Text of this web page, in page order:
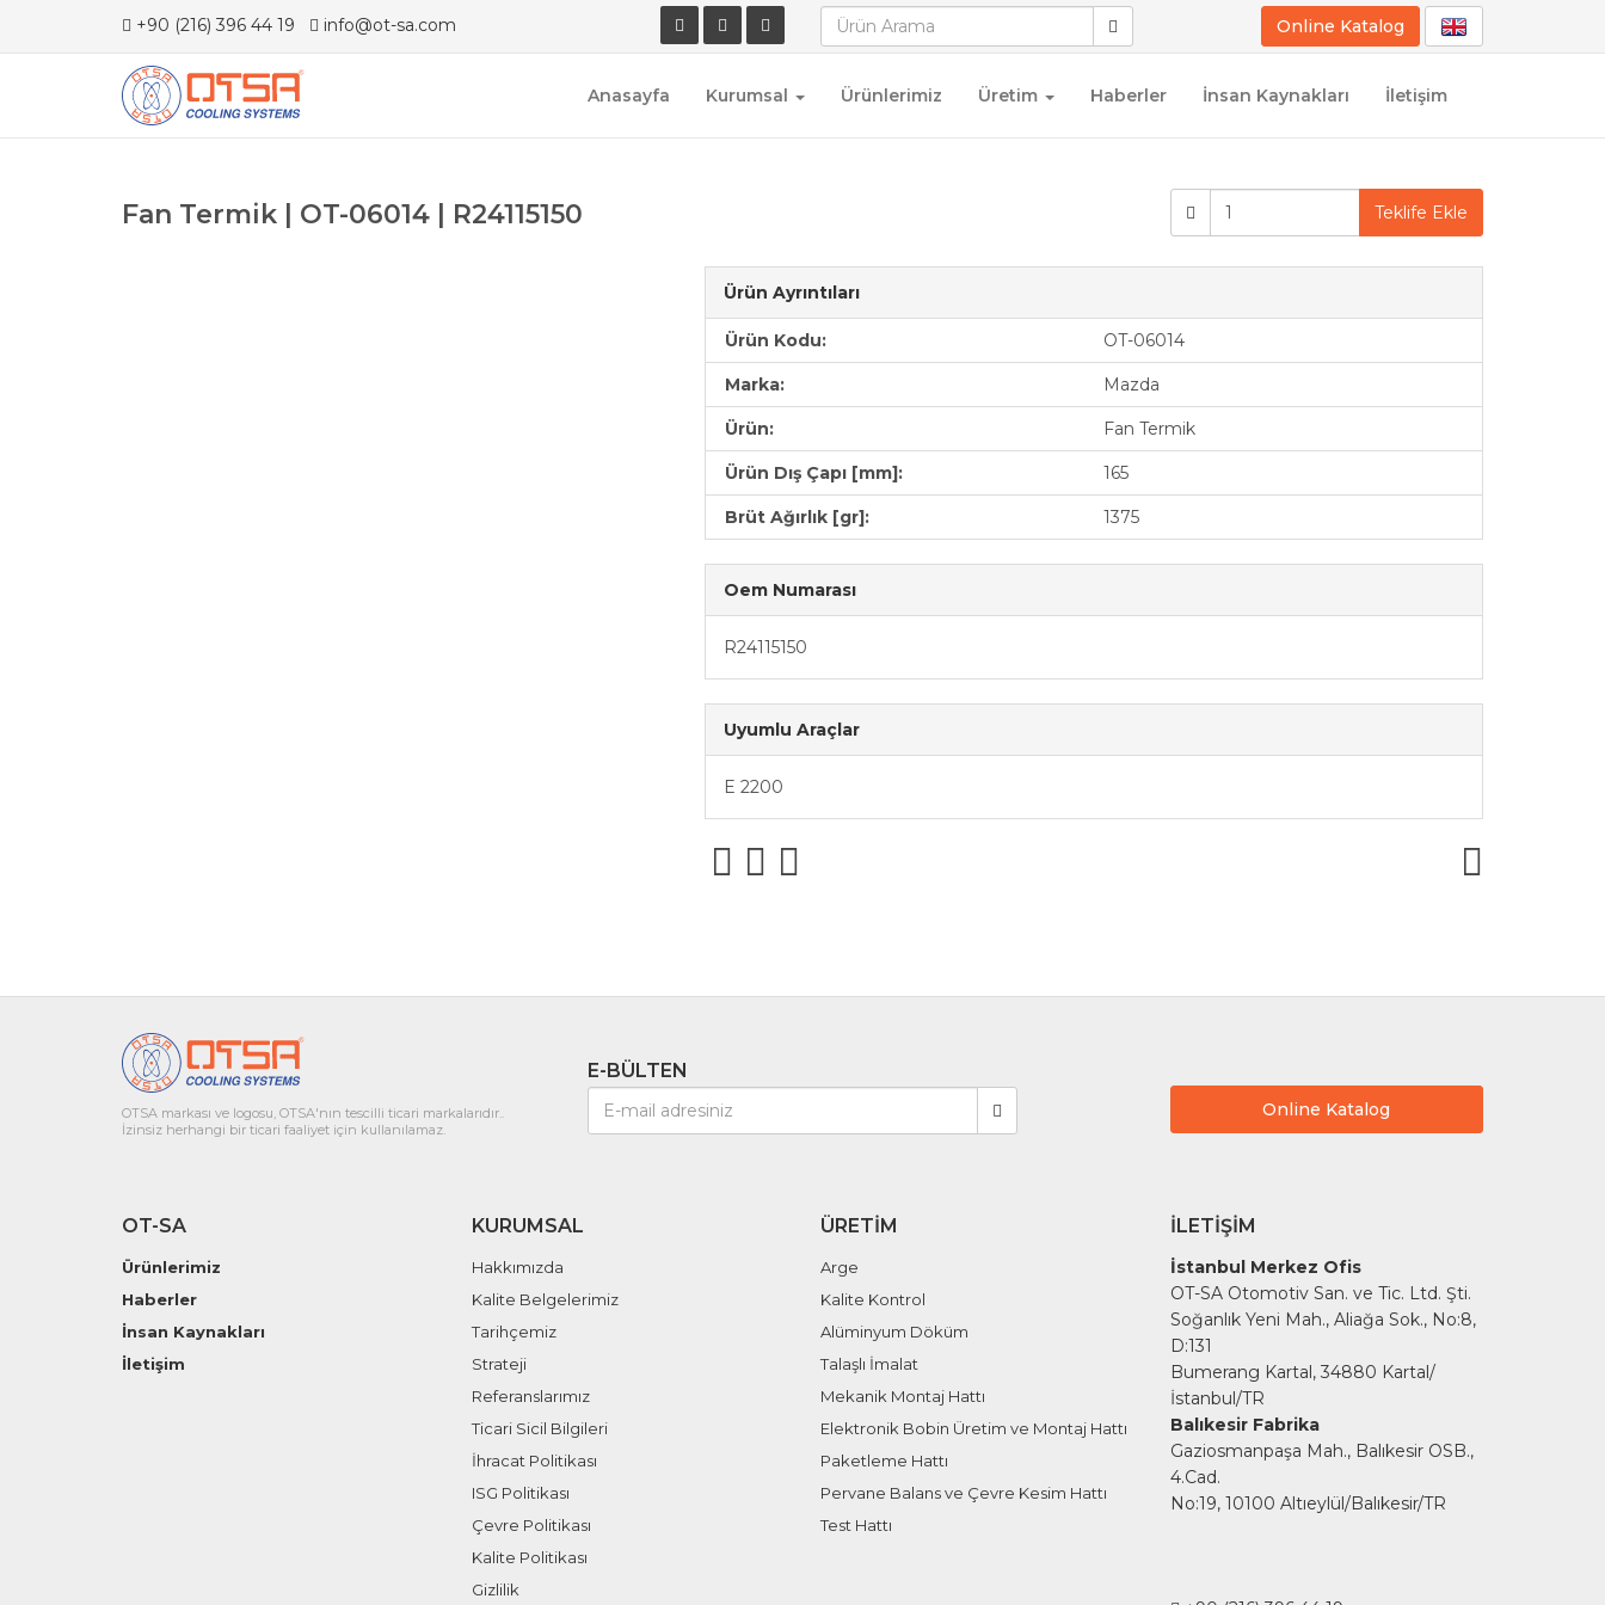
+90 (216) 396 44 19 info@ot-sa.com Online Katalog
Anasayfa Kurumsal Ürünlerimiz Üretim Haberler İnsan Kaynakları İletişim
Fan Termik | OT-06014 | R24115150 Teklife Ekle
Ürün Ayrıntıları
Ürün Kodu: OT-06014
Marka: Mazda
Ürün: Fan Termik
Ürün Dış Çapı [mm]: 165
Brüt Ağırlık [gr]: 1375
Oem Numarası
R24115150
Uyumlu Araçlar
E 2200
OTSA markası ve logosu, OTSA'nın tescilli ticari markalarıdır..
İzinsiz herhangi bir ticari faaliyet için kullanılamaz.
E-BÜLTEN
Online Katalog
OT-SA
Ürünlerimiz
Haberler
İnsan Kaynakları
İletişim
KURUMSAL
Hakkımızda
Kalite Belgelerimiz
Tarihçemiz
Strateji
Referanslarımız
Ticari Sicil Bilgileri
İhracat Politikası
ISG Politikası
Çevre Politikası
Kalite Politikası
Gizlilik
ÜRETIM
Arge
Kalite Kontrol
Alüminyum Döküm
Talaşlı İmalat
Mekanik Montaj Hattı
Elektronik Bobin Üretim ve Montaj Hattı
Paketleme Hattı
Pervane Balans ve Çevre Kesim Hattı
Test Hattı
İLETIŞIM
İstanbul Merkez Ofis
OT-SA Otomotiv San. ve Tic. Ltd. Şti.
Soğanlık Yeni Mah., Aliağa Sok., No:8,
D:131
Bumerang Kartal, 34880 Kartal/
İstanbul/TR
Balıkesir Fabrika
Gaziosmanpaşa Mah., Balıkesir OSB.,
4.Cad.
No:19, 10100 Altıeylül/Balıkesir/TR